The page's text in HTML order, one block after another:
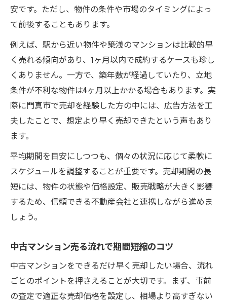
安です。ただし、物件の条件や市場のタイミングによっ
て前後することもあります。
例えば、駅から近い物件や築浅のマンションは比較的早
く売れる傾向があり、1ヶ月以内で成約するケースも珍し
くありません。一方で、築年数が経過していたり、立地
条件が不利な物件は4ヶ月以上かかる場合もあります。実
際に門真市で売却を経験した方の中には、広告方法を工
夫したことで、想定より早く売却できたという声もあり
ます。
平均期間を目安にしつつも、個々の状況に応じて柔軟に
スケジュールを調整することが重要です。売却期間の長
短には、物件の状態や価格設定、販売戦略が大きく影響
するため、信頼できる不動産会社と連携しながら進めま
しょう。
中古マンション売る流れで期間短縮のコツ
中古マンションをできるだけ早く売却したい場合、流れ
ごとのポイントを押さえることが大切です。まず、事前
の査定で適正な売却価格を設定し、相場より高すぎない